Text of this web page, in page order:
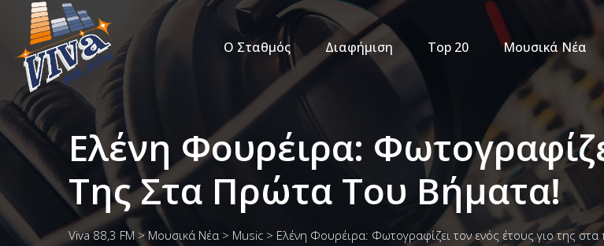
Ο Σταθμός Διαφήμιση Top 20 Μουσικά Νέα
Ελένη Φουρέιρα:
Της Στα Πρώτα Του Βήματα!
Viva 88,3 FM> Μουσικά Νέα > Music > Ελένη Φουρέιρα: Φωτογραφίζει τον ενός έτους γιο της